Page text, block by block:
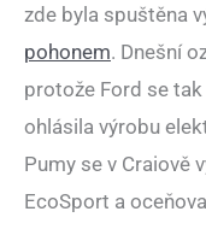
zde byla spuštěna
pohonem. Dnešní
protože Ford se
ohlásila výrobu
Pumy se v Craiově
EcoSport a